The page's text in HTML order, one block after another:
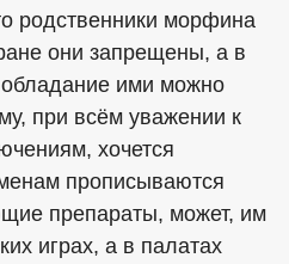
родственники морфина
они запрещены, а в
ими можно
при всём уважении к
хочется
прописываются
препараты, может, им
играх, а в палатах